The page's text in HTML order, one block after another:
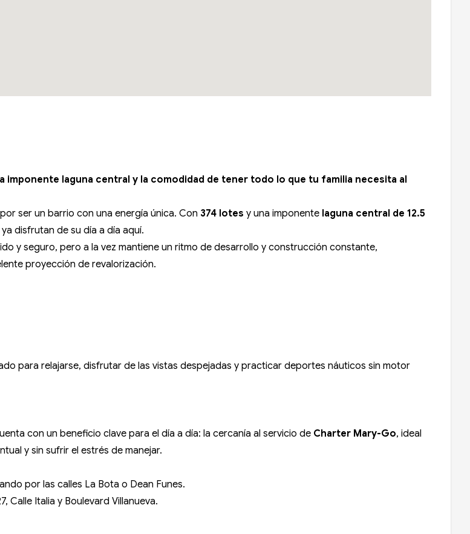
laguna central y la comodidad de tener todo lo que tu familia necesita al
ser un barrio con una energía única. Con 374 lotes y una imponente laguna central de 12.5
disfrutan de su día a día aquí.
y seguro, pero a la vez mantiene un ritmo de desarrollo y construcción constante,
proyección de revalorización.
para relajarse, disfrutar de las vistas despejadas y practicar deportes náuticos sin motor
con un beneficio clave para el día a día: la cercanía al servicio de Charter Mary-Go, ideal
y sin sufrir el estrés de manejar.
por las calles La Bota o Dean Funes.
Calle Italia y Boulevard Villanueva.